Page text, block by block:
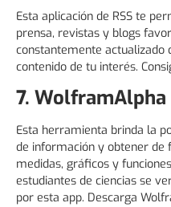
Esta aplicación de RSS te
prensa, revistas y blogs
constantemente actualizado
contenido de tu interés.
7. WolframAlpha
Esta herramienta brinda la
de información y obtener de
medidas, gráficos y
estudiantes de ciencias se
por esta app. Descarga